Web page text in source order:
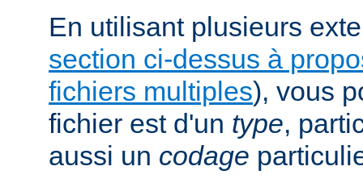
En utilisant plusieurs
section ci-dessus à
fichiers multiples), vous
fichier est d'un type,
aussi un codage